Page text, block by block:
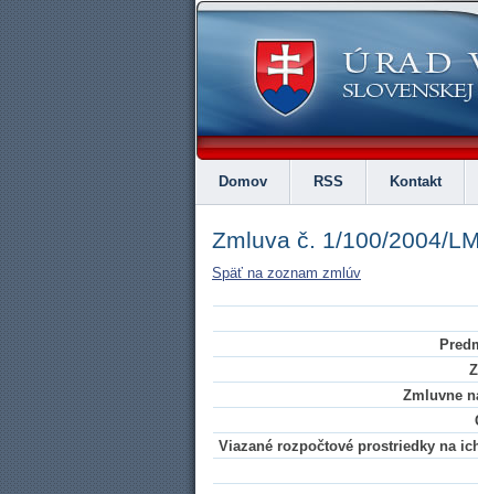
Domov RSS Kontakt
Zmluva č. 1/100/2004/
Späť na zoznam zmlúv
Zmluvne
Viazané rozpočtové prostriedky na